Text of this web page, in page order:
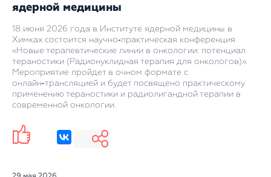
ядерной медицины
18 июня 2026 года в Институте ядерной медицины в
Химках состоится научно‑практическая конференция
«Новые терапевтические линии в онкологии: потенциал
тераностики (Радионуклидная терапия для онкологов)».
Мероприятие пройдет в очном формате с
онлайн‑трансляцией и будет посвящено практическому
применению тераностики и радиолигандной терапии в
современной онкологии.